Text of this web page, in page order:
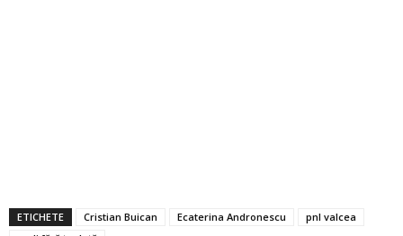
ETICHETE Cristian Buican Ecaterina Andronescu
pnl valcea